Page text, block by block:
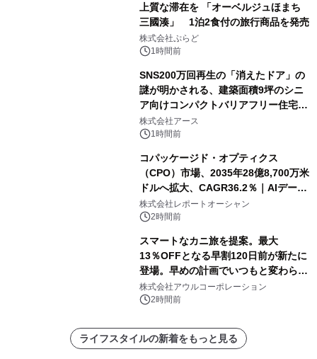
上質な滞在を 「オーベルジュほまち
三國湊」 1泊2食付の旅行商品を発売
株式会社ぷらど
1時間前
SNS200万回再生の「消えたドア」の
謎が明かされる、建築面積9坪のシニ
ア向けコンパクトバリアフリー住宅が
誕生
株式会社アース
1時間前
コパッケージド・オプティクス
（CPO）市場、2035年28億8,700万米
ドルへ拡大、CAGR36.2％｜AIデータ
センター・高速光通信需要が成長を加
速
株式会社レポートオーシャン
2時間前
スマートなカニ旅を提案。最大
13％OFFとなる早割120日前が新たに
登場。早めの計画でいつもと変わらぬ
大人の冬旅を。ー夕日ヶ浦温泉「佳松
苑 別邸ふうか」ー
株式会社アウルコーポレーション
2時間前
ライフスタイルの新着をもっと見る